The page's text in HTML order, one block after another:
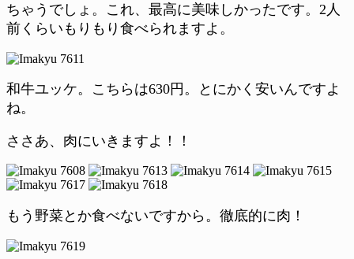
ちゃうでしょ。これ、最高に美味しかったです。2人
前くらいもりもり食べられますよ。
和牛ユッケ。こちらは630円。とにかく安いんですよ
ね。
ささあ、肉にいきますよ！！
もう野菜とか食べないですから。徹底的に肉！